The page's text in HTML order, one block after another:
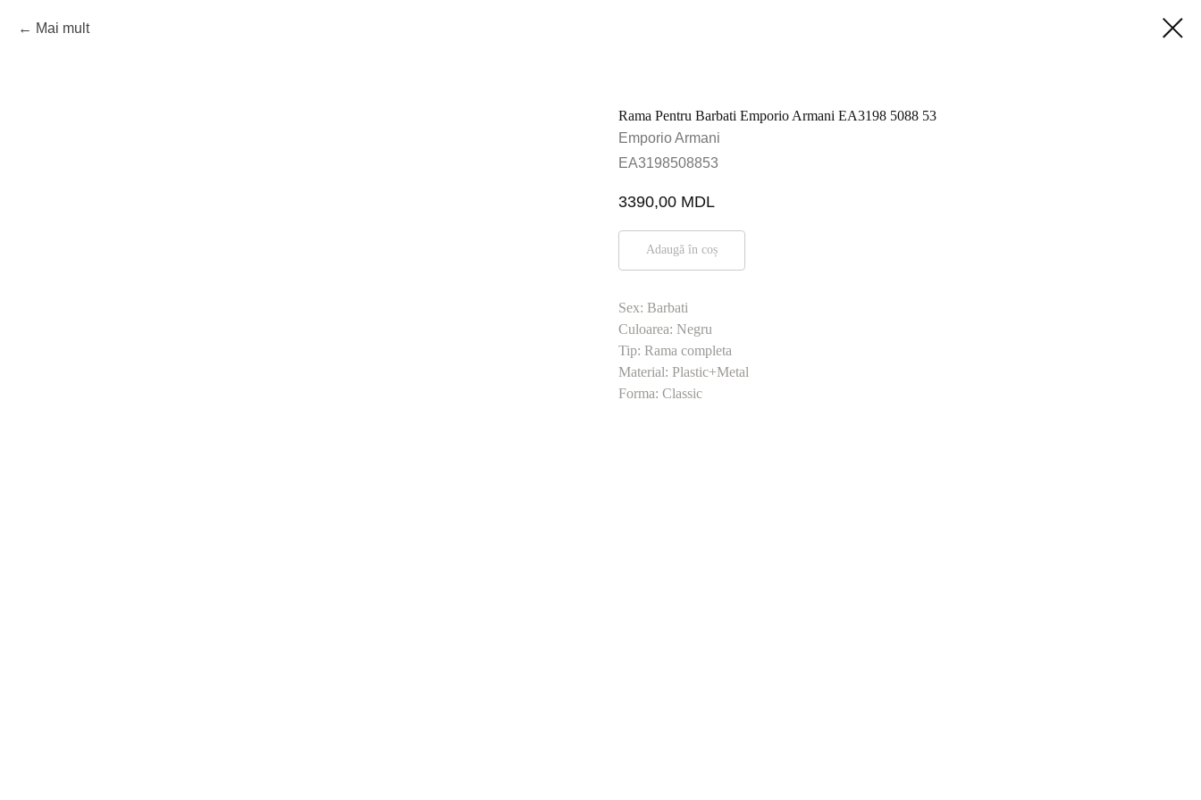
Mai mult
Rama Pentru Barbati Emporio Armani EA3198 5088 53
Emporio Armani
EA3198508853
3390,00 MDL
Adaugă în coș
Sex: Barbati
Culoarea: Negru
Tip: Rama completa
Material: Plastic+Metal
Forma: Classic